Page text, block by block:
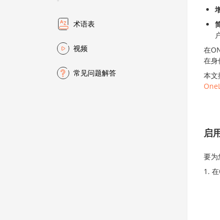
术语表
视频
常见问题解答
在
在身
本文
启
要为